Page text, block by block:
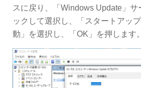
スに戻り、「Windows Update」サ
ックして選択し、「スタートアッ
動」を選択し、「OK」を押します。